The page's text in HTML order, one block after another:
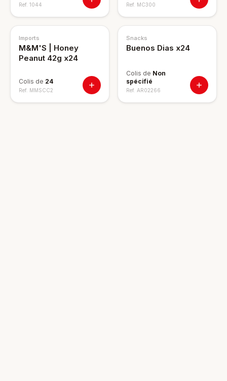
Ref. 1044 Ref. MC300
Imports
M&M'S | Honey
Peanut 42g x24
Colis de 24
Ref. MMSCC2
Snacks
Buenos Dias x24
Colis de Non
spécifié
Ref. AR02266